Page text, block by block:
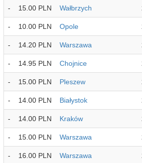
- 15.00 PLN Wałbrzych
- 10.00 PLN Opole
- 14.20 PLN Warszawa
- 14.95 PLN Chojnice
- 15.00 PLN Pleszew
- 14.00 PLN Białystok
- 14.00 PLN Kraków
- 15.00 PLN Warszawa
- 16.00 PLN Warszawa